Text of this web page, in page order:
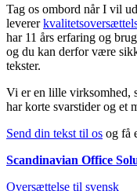
Tag os ombord når I vil
leverer
har 11 års erfaring og
og du kan derfor være
tekster.
Vi er en lille virksomhed,
har korte svarstider og et
Send din tekst til os og få
Scandinavian Office
Oversættelse til svensk